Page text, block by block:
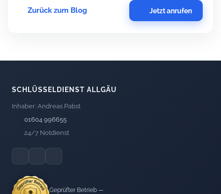
Zurück zum Blog Jetzt anrufen
SCHLÜSSELDIENST ALLGÄU
Inhaber: Andreas Pabst
01604 996655
24/7 Notdienst
Geprüfter Betrieb —